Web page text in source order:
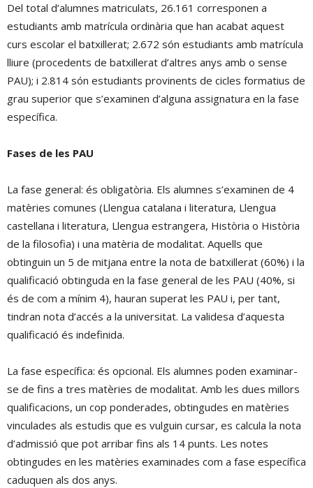
Del total d’alumnes matriculats, 26.161 corresponen a
estudiants amb matrícula ordinària que han acabat aquest
curs escolar el batxillerat; 2.672 són estudiants amb matrícula
lliure (procedents de batxillerat d’altres anys amb o sense
PAU); i 2.814 són estudiants provinents de cicles formatius de
grau superior que s’examinen d’alguna assignatura en la fase
específica.
Fases de les PAU
La fase general: és obligatòria. Els alumnes s’examinen de 4
matèries comunes (Llengua catalana i literatura, Llengua
castellana i literatura, Llengua estrangera, Història o Història
de la filosofia) i una matèria de modalitat. Aquells que
obtinguin un 5 de mitjana entre la nota de batxillerat (60%) i la
qualificació obtinguda en la fase general de les PAU (40%, si
és de com a mínim 4), hauran superat les PAU i, per tant,
tindran nota d’accés a la universitat. La validesa d’aquesta
qualificació és indefinida.
La fase específica: és opcional. Els alumnes poden examinar-
se de fins a tres matèries de modalitat. Amb les dues millors
qualificacions, un cop ponderades, obtingudes en matèries
vinculades als estudis que es vulguin cursar, es calcula la nota
d’admissió que pot arribar fins als 14 punts. Les notes
obtingudes en les matèries examinades com a fase específica
caduquen als dos anys.